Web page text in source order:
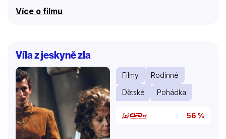
co je pravé a co falešné.
Více o filmu
Víla z jeskyně zla
Filmy
Rodinné
Dětské
Pohádka
56 %